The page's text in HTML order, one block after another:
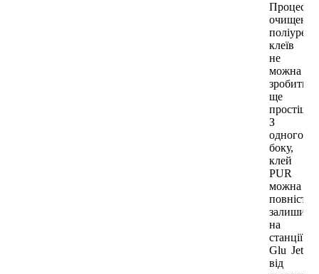
Процес
очищення
клеїв
не
можна
зробити
ще
простіше.
З
одного
боку,
клей
PUR
можна
повністю
залишити
на
станції
Glu Jet
від